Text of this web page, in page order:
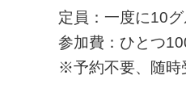
定員：一度に10
参加費：ひとつ
※予約不要、随時